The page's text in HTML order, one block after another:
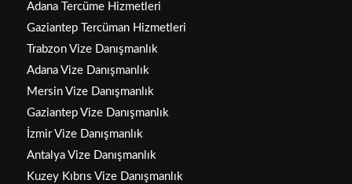
Adana Tercüme Hizmetleri
Gaziantep Tercüman Hizmetleri
Trabzon Vize Danışmanlık
Adana Vize Danışmanlık
Mersin Vize Danışmanlık
Gaziantep Vize Danışmanlık
İzmir Vize Danışmanlık
Antalya Vize Danışmanlık
Kuzey Kıbrıs Vize Danışmanlık